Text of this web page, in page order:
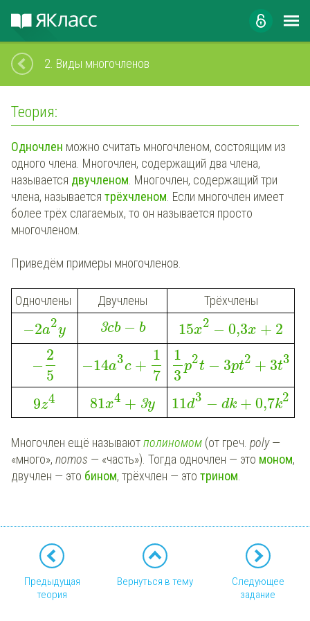
2. Виды многочленов
Теория:
Одночлен можно считать многочленом, состоящим из
одного члена. Многочлен, содержащий два члена,
называется двучленом . Многочлен, содержащий три
члена, называется трёхчленом . Если многочлен имеет
более трёх слагаемых, то он называется просто
многочленом.
Приведём примеры многочленов.
Одночлены Двучлены Трёхчлены
−2a2y 3cb − b 15x2 − 0,3x + 2
−
2
5
−14a3c +
1
7
1
3
p2t − 3pt2 + 3t3
9z4 81x4 + 3y 11d3 − dk + 0,7k2
Многочлен ещё называютполиномом (от греч. poly—
«много», nomos — «часть»). Тогда одночлен — это моном,
двучлен — это бином, трёхчлен — это трином
Предыдущая
теория
Вернуться в тему
Следующее
задание